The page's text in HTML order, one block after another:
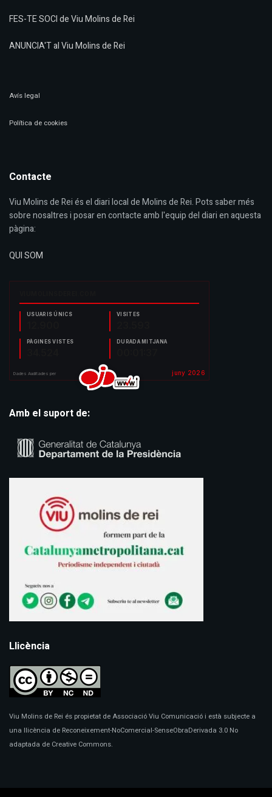
FES-TE SOCI de Viu Molins de Rei
ANUNCIA'T al Viu Molins de Rei
Avís legal
Política de cookies
Contacte
Viu Molins de Rei és el diari local de Molins de Rei. Pots saber més
sobre nosaltres i posar en contacte amb l'equip del diari en aquesta
pàgina:
QUI SOM
Amb el suport de:
Llicència
Viu Molins de Rei és propietat de Associació Viu Comunicació i està subjecte a
una llicència de Reconeixement-NoComercial-SenseObraDerivada 3.0 No
adaptada de Creative Commons.